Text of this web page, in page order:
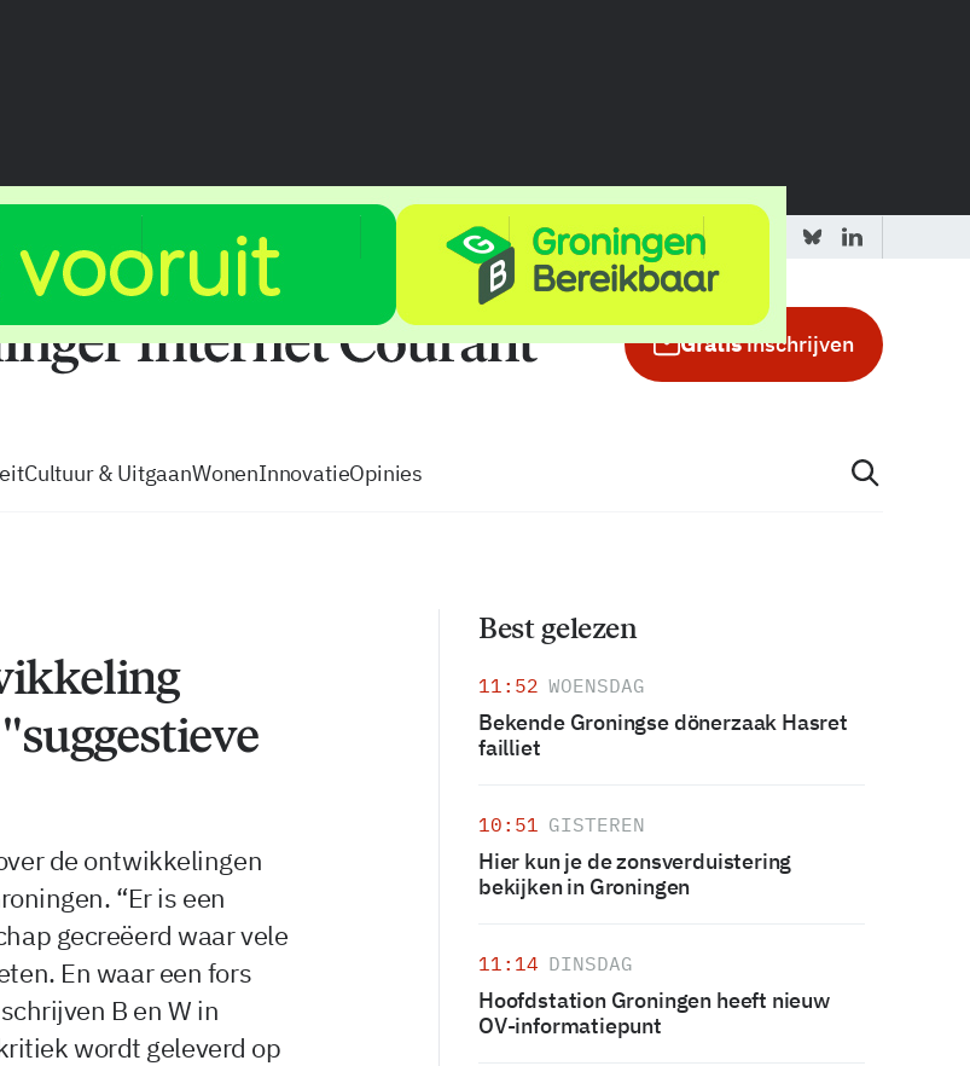
Tip de redactie Adverteren in de GIC
Gratisinschrijven
Cultuur & UitgaanWonenInnovatieOpinies
de ontwikkelingen
“Er is een
gecreëerd waar vele
En waar een fors
B en W in
wordt geleverd op
Best gelezen
11:52 WOENSDAG
Bekende Groningse dönerzaak Hasret
failliet
10:51 GISTEREN
Hier kun je de zonsverduistering
bekijken in Groningen
11:14 DINSDAG
Hoofdstation Groningen heeft nieuw
OV-informatiepunt